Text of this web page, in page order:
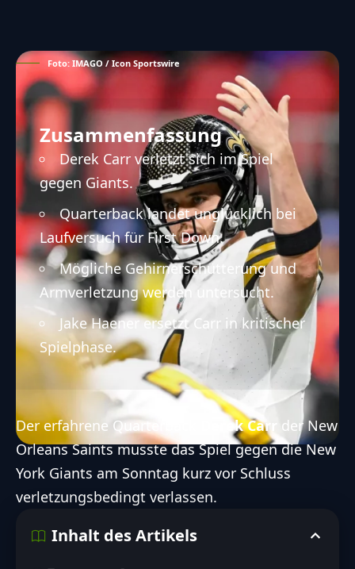
Foto: IMAGO / Icon Sportswire
Zusammenfassung
Derek Carr verletzt sich im Spiel
gegen Giants.
Quarterback landet unglücklich bei
Laufversuch für First Down.
Mögliche Gehirnerschütterung und
Armverletzung werden untersucht.
Jake Haener ersetzt Carr in kritischer
Spielphase.
Der erfahrene Quarterback Derek Carr derNew
Orleans Saintsmusste das Spiel gegen die New
York Giants am Sonntag kurz vor Schluss
verletzungsbedingt verlassen.
Inhalt des Artikels